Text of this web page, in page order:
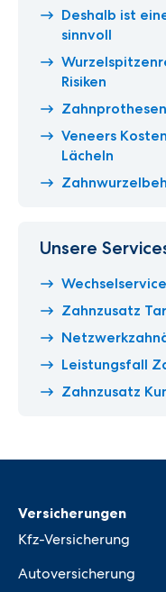
Deshalb ist
sinnvoll
Risiken
Veneers
Lächeln
Unsere
Zahnzusatz
Leistungsfall
Zahnzusatz
Versicherungen
Kfz-Versicherung
Autoversicherung